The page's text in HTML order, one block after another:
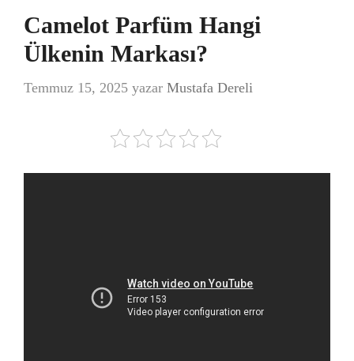
Camelot Parfüm Hangi
Ülkenin Markası?
Temmuz 15, 2025 yazar Mustafa Dereli